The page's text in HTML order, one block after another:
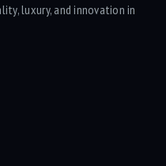
luxury, and innovation in